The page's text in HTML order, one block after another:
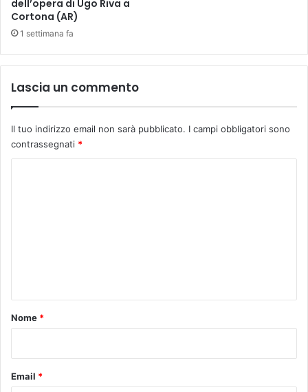
e
G
r
a
z
e
a
v
a
“
i
b
r
dell’opera di Ugo Riva a
Cortona (AR)
1 settimana fa
Lascia un commento
Il tuo indirizzo email non sarà pubblicato. I campi obbligatori sono
contrassegnati *
o
Nome *
Email *